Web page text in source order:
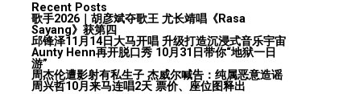
Recent Posts
歌手2026｜胡彦斌夺歌王 尤长靖唱《Rasa
Sayang》获第四
邱锋泽11月14日大马开唱 升级打造沉浸式音乐宇宙
Aunty Henn再开脱口秀 10月31日带你“地狱一日
游”
周杰伦遭影射有私生子 杰威尔喊告：纯属恶意造谣
周兴哲10月来马连唱2天 票价、座位图释出